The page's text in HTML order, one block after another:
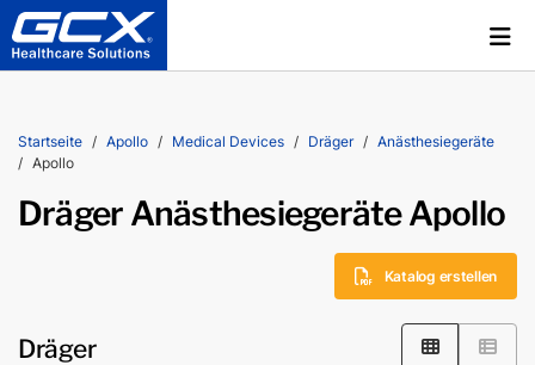
Startseite Apollo Medical Devices Dräger
Anästhesiegeräte
Apollo
Dräger Anästhesiegeräte Apollo
Katalog erstellen
Dräger